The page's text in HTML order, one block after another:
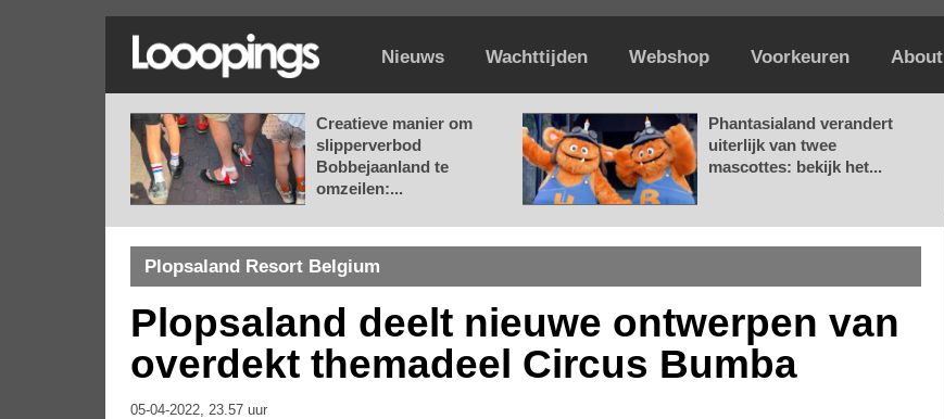
Nieuws Wachttijden Webshop Voorkeuren About
Creatieve manier om
slipperverbod
Bobbejaanland te
omzeilen:...
Phantasialand verandert
uiterlijk van twee
mascottes: bekijk het...
Plopsaland Resort Belgium
Plopsaland deelt nieuwe ontwerpen van
overdekt themadeel Circus Bumba
05-04-2022, 23.57 uur